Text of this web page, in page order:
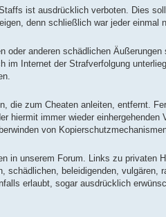
ist ausdrücklich verboten. Dies
denn schließlich war jeder einmal
anderen schädlichen
im Internet der Strafverfolgung
die zum Cheaten anleiten, entfernt.
hiermit immer wieder
von
in unserem Forum. Links zu privaten
schädlichen, beleidigenden,
erlaubt, sogar ausdrücklich